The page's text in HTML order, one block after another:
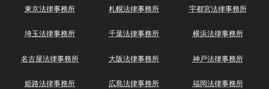
東京法律事務所 札幌法律事務所 宇都宮法律事務所
埼玉法律事務所 千葉法律事務所 横浜法律事務所
名古屋法律事務所 大阪法律事務所 神戸法律事務所
姫路法律事務所 広島法律事務所 福岡法律事務所